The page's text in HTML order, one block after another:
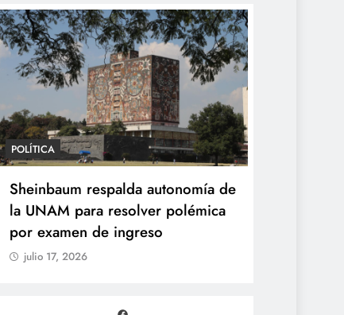
POLÍTICA
Sheinbaum desaparece la Vocería
de la Presidencia y crea nueva
Unidad de Ayudantía
julio 17, 2026